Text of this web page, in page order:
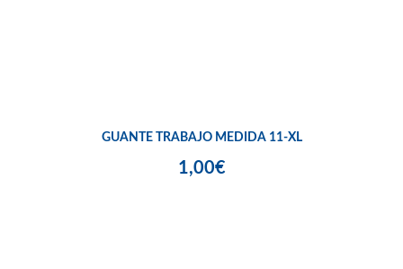
GUANTE TRABAJO MEDIDA 11-XL
1,00€